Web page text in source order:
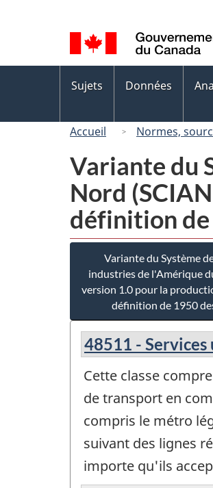
de
la
langue
des
Sujets Données
Accueil Normes,
Variante du
Nord
définition de
Variante du Système
industries de l'Amérique
version 1.0 pour la
définition de 1950
48511 -
Cette classe
de transport en
compris le métro
suivant des lignes
importe qu'ils